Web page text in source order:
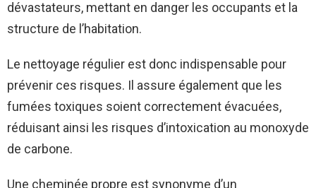
dévastateurs, mettant en danger les occupants et la
structure de l’habitation.
Le nettoyage régulier est donc indispensable pour
prévenir ces risques. Il assure également que les
fumées toxiques soient correctement évacuées,
réduisant ainsi les risques d’intoxication au monoxyde
de carbone.
Une cheminée propre est synonyme d’un